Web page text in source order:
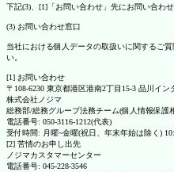
下記(3)、[1]「お問い合わせ」先にお問い合わ
(3) お問い合わせ窓口
当社における個人データの取扱いに関するご
い。
[1] お問い合わせ
〒108-6230 東京都港区港南2丁目15-3 品川イン
株式会社ノジマ
総務部/総務グループ法務チーム(個人情報保護
電話番号: 050-3116-1212(代表)
受付時間: 月曜~金曜(祝日、年末年始は除く)
[2] 苦情のお申し出先
ノジマカスタマーセンター
電話番号: 045-228-3546